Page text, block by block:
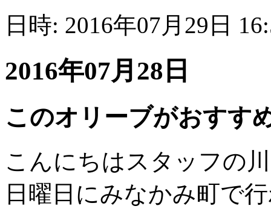
日時: 2016年07月29日
2016年07月28日
このオリーブがおすす
こんにちはスタッフの
日曜日にみなかみ町で